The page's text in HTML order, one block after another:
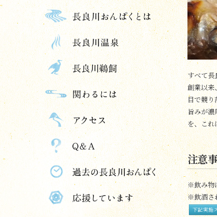
すべて長
創業以来
目で競り
旨みが
を、こ
注意
※飲み物
※飲酒さ
下記実施